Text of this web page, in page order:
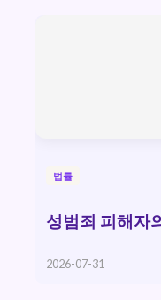
법률
성범죄 피해자
2026-07-31